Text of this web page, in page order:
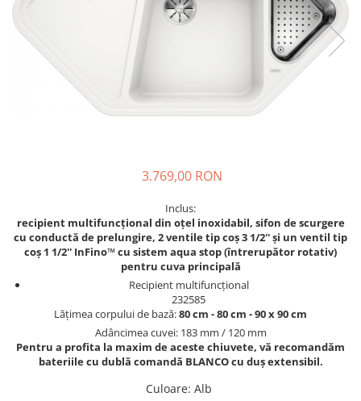
chiuvete
Accesorii chiuvete bucatarie
Gratar protectie chiuveta
Scurgator farfurii
Suporti burete
Tocatoare lemn si sticla
Rasnite de cafea
Roboti de bucatarie
Spumarea laptelui
Combine frigorifice
Espressoare cafea
Aparate de gatit-aragazuri
Masina de spalat vase
Termostate si senzori Livolo
Sonerii electrice
Construieste singur
Panouri si rame
3.769,00 RON
Inclus:
recipient multifuncțional din oțel inoxidabil, sifon de scurgere
cu conductă de prelungire, 2 ventile tip coș 3 1/2'' și un ventil tip
coș 1 1/2'' InFino™ cu sistem aqua stop (întrerupător rotativ)
pentru cuva principală
Recipient multifuncțional
232585
Lățimea corpului de bază:80 cm - 80 cm - 90 x 90 cm
Adâncimea cuvei: 183 mm / 120 mm
Pentru a profita la maxim de aceste chiuvete, vă recomandăm
bateriile cu dublă comandă BLANCO cu duș extensibil.
Culoare: Alb